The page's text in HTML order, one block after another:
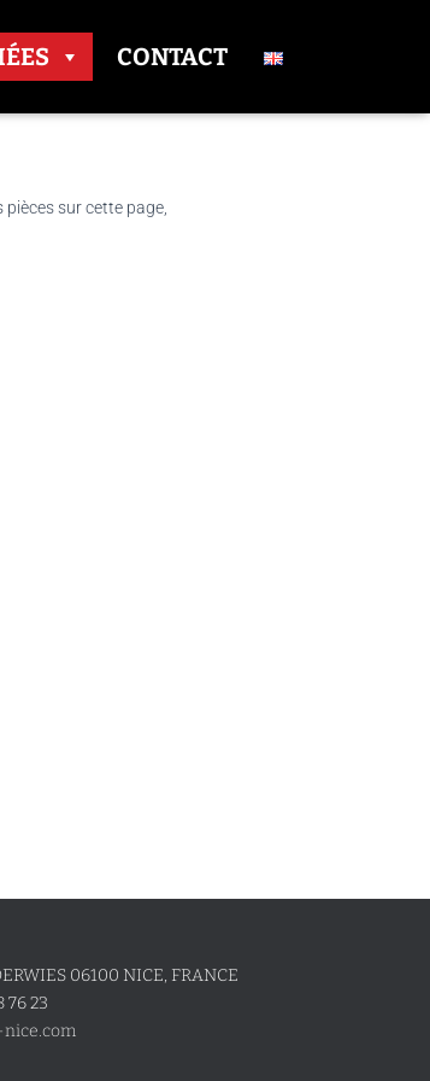
CONTACT
sur cette page,
06100 NICE, FRANCE
76 23
nice.com